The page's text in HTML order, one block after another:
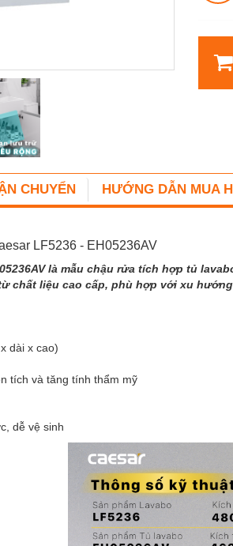
CHUYỂN HƯỚNG DẪN MUA
LF5236 - EH05236AV
là mẫu chậu rửa tích hợp tủ
chất liệu cao cấp, phù hợp với xu
dài x cao)
tích và tăng tính thẩm mỹ
dễ vệ sinh